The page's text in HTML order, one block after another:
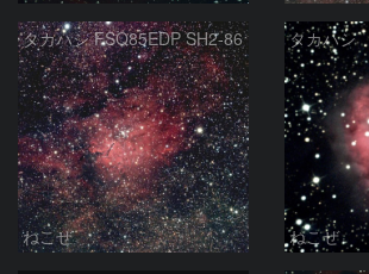
タカハシ FSQ85EDP SH2-86
ねこぜ ねこぜ